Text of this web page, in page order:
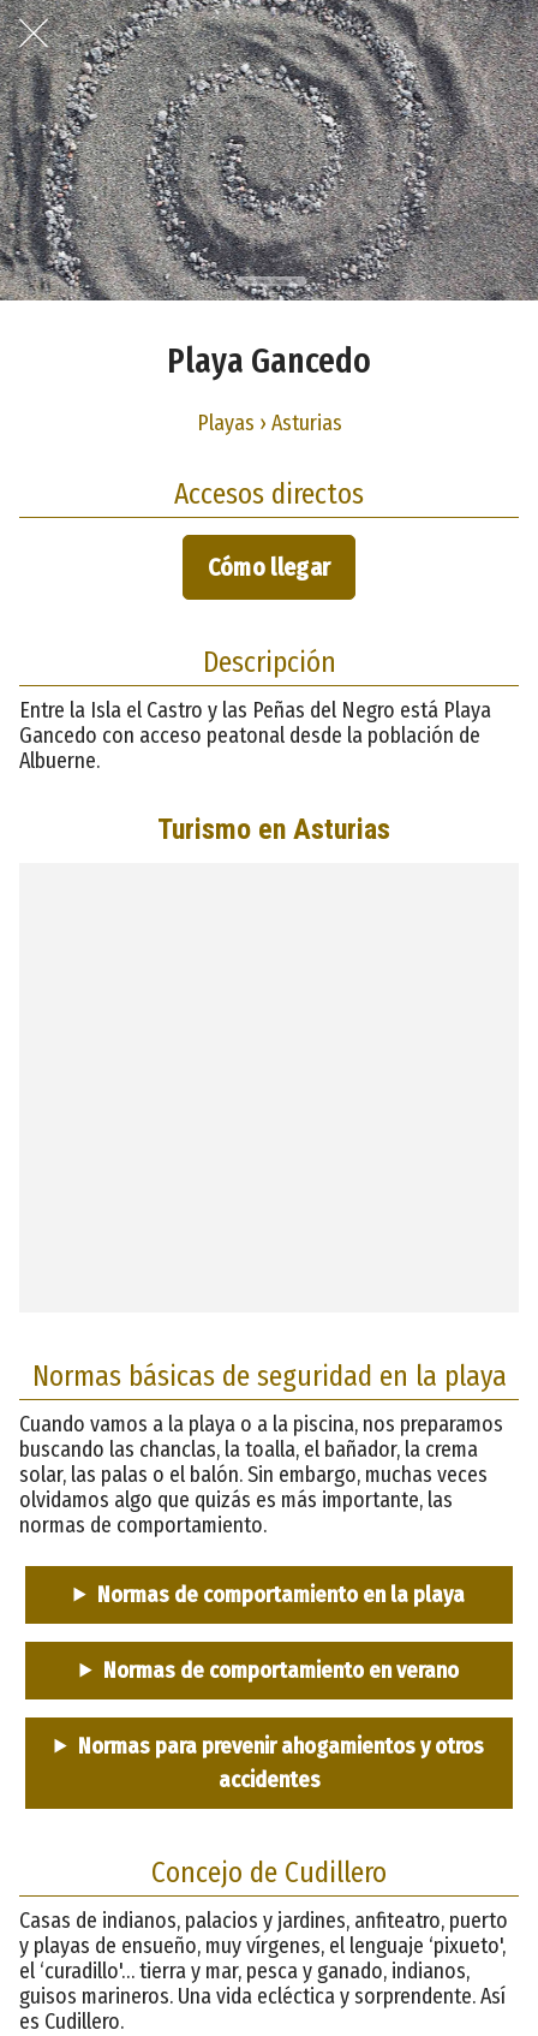
Playa Gancedo
Playas › Asturias
Accesos directos
Cómo llegar
Descripción
Entre la Isla el Castro y las Peñas del Negro está Playa
Gancedo con acceso peatonal desde la población de
Albuerne.
Normas básicas de seguridad en la playa
Cuando vamos a la playa o a la piscina, nos preparamos
buscando las chanclas, la toalla, el bañador, la crema
solar, las palas o el balón. Sin embargo, muchas veces
olvidamos algo que quizás es más importante, las
normas de comportamiento.
Normas de comportamiento en la playa
Normas de comportamiento en verano
Normas para prevenir ahogamientos y otros
accidentes
Concejo de Cudillero
Casas de indianos, palacios y jardines, anfiteatro, puerto
y playas de ensueño, muy vírgenes, el lenguaje ‘pixueto',
el ‘curadillo'… tierra y mar, pesca y ganado, indianos,
guisos marineros. Una vida ecléctica y sorprendente. Así
es Cudillero.